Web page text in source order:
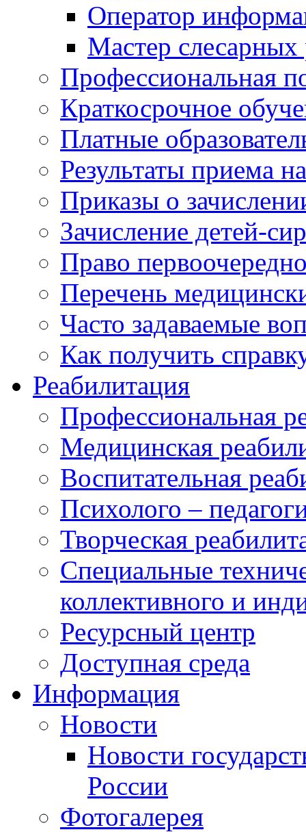
Оператор
Мастер слесарных
Профессиональная
Краткосрочное
Платные
Результаты приема
Приказы о
Зачисление детей-
Право
Перечень
Часто задаваемые
Как получить
Реабилитация
Профессиональная
Медицинская
Воспитательная
Психолого –
Творческая
Специальные
коллективного и
Ресурсный центр
Доступная среда
Информация
Новости
Новости
России
Фотогалерея